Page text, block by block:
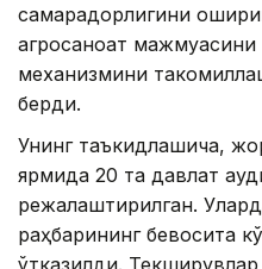
самарадорлигини
агросаноат мажмуасини
механизмини
берди.
Унинг таъкидлашича,
ярмида 20 та давлат
режалаштирилган.
раҳбарининг бевосита
ўтказилди.